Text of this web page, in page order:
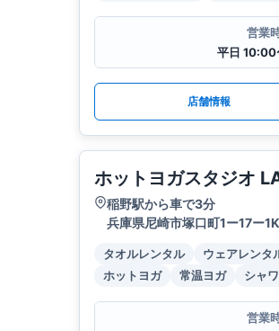
営業
平日
店舗情報
ホットヨガスタジオ
稲野駅から車で3分
兵庫県尼崎市塚口町1ー17ー
タオルレンタル ウェアレンタ
ホットヨガ
常温ヨガ シャ
営業